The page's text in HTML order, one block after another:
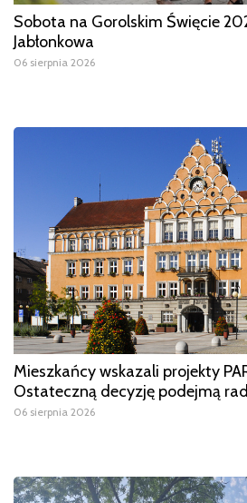
Sobota na Gorolskim Święcie
Jabłonkowa
06 sierpnia 2026
Mieszkańcy wskazali projekty
Ostateczną decyzję podejmą
06 sierpnia 2026